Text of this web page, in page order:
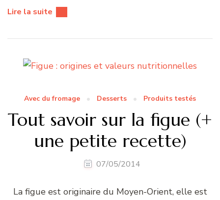
Lire la suite
Avec du fromage Desserts Produits testés
Tout savoir sur la figue (+
une petite recette)
07/05/2014
La figue est originaire du Moyen-Orient, elle est